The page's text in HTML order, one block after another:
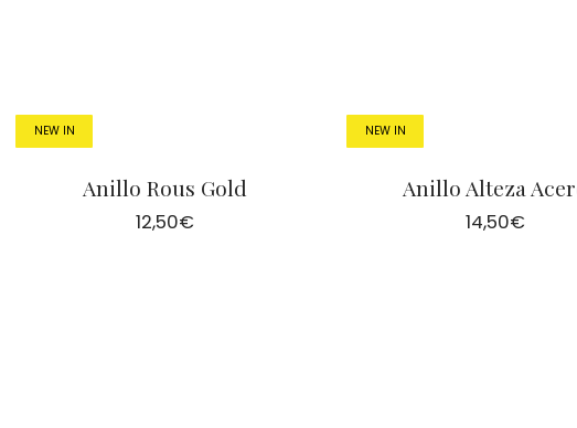
NEW IN
Anillo Rous Gold
12,50€
NEW IN
Anillo Alteza
14,50€